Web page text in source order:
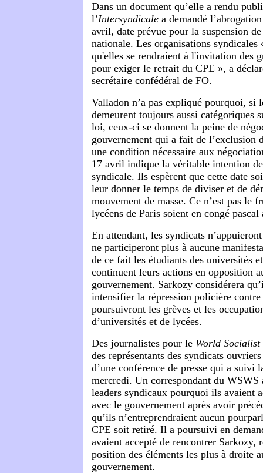
Dans un document qu’elle a rendu
l’Intersyndicale a demandé
avril, date prévue pour la suspension
nationale. Les organisations syndicales
qu'elles se rendraient à l'invitation des
pour exiger le retrait du CPE », a
secrétaire confédéral de FO.
Valladon n’a pas expliqué pourquoi, si
demeurent toujours aussi catégoriques
loi, ceux-ci se donnent la peine de
gouvernement qui a fait de l’exclusion
une condition nécessaire aux
17 avril indique la véritable intention
syndicale. Ils espèrent que cette date
leur donner le temps de diviser et de
mouvement de masse. Ce n’est pas le
lycéens de Paris soient en congé
En attendant, les syndicats
ne participeront plus à aucune
de ce fait les étudiants des universités
continuent leurs actions en opposition
gouvernement. Sarkozy considérera
intensifier la répression policière
poursuivront les grèves et les
d’universités et de lycées.
Des journalistes pour le World Socialist
des représentants des syndicats
d’une conférence de presse qui a suivi
mercredi. Un correspondant du WSWS
leaders syndicaux pourquoi ils avaient
avec le gouvernement après avoir
qu’ils n’entreprendraient aucun
CPE soit retiré. Il a poursuivi en
avaient accepté de rencontrer Sarkozy,
position des éléments les plus à droite
gouvernement.